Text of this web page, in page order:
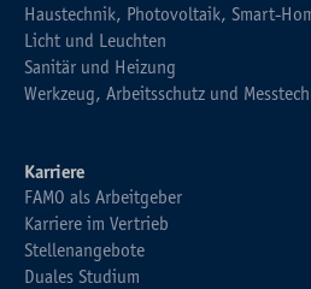
Haustechnik, Photovoltaik, Smart-
Licht und Leuchten
Sanitär und Heizung
Werkzeug, Arbeitsschutz und
Karriere
FAMO als Arbeitgeber
Karriere im Vertrieb
Stellenangebote
Duales Studium